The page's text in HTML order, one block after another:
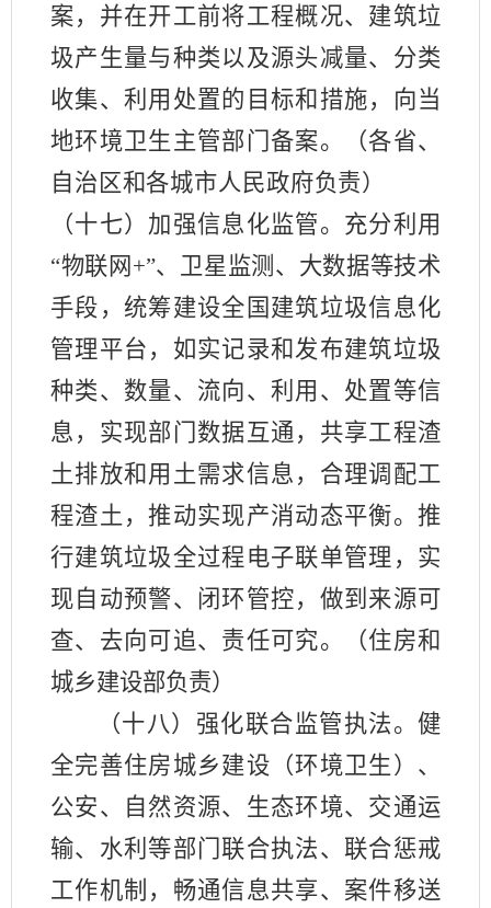
案，并在开工前将工程概况、建筑垃
圾产生量与种类以及源头减量、分类
收集、利用处置的目标和措施，向当
地环境卫生主管部门备案。（各省、
自治区和各城市人民政府负责）
（十七）加强信息化监管。充分利用
“物联网+”、卫星监测、大数据等技术
手段，统筹建设全国建筑垃圾信息化
管理平台，如实记录和发布建筑垃圾
种类、数量、流向、利用、处置等信
息，实现部门数据互通，共享工程渣
土排放和用土需求信息，合理调配工
程渣土，推动实现产消动态平衡。推
行建筑垃圾全过程电子联单管理，实
现自动预警、闭环管控，做到来源可
查、去向可追、责任可究。（住房和
城乡建设部负责）
（十八）强化联合监管执法。健
全完善住房城乡建设（环境卫生）、
公安、自然资源、生态环境、交通运
输、水利等部门联合执法、联合惩戒
工作机制，畅通信息共享、案件移送